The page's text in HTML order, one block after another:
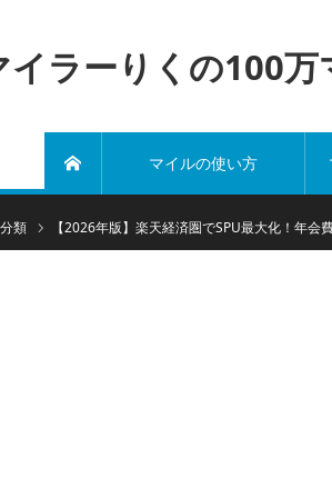
イラーりくの100
マイルの使い方
類 【2026年版】楽天経済圏でSPU最大化！年会